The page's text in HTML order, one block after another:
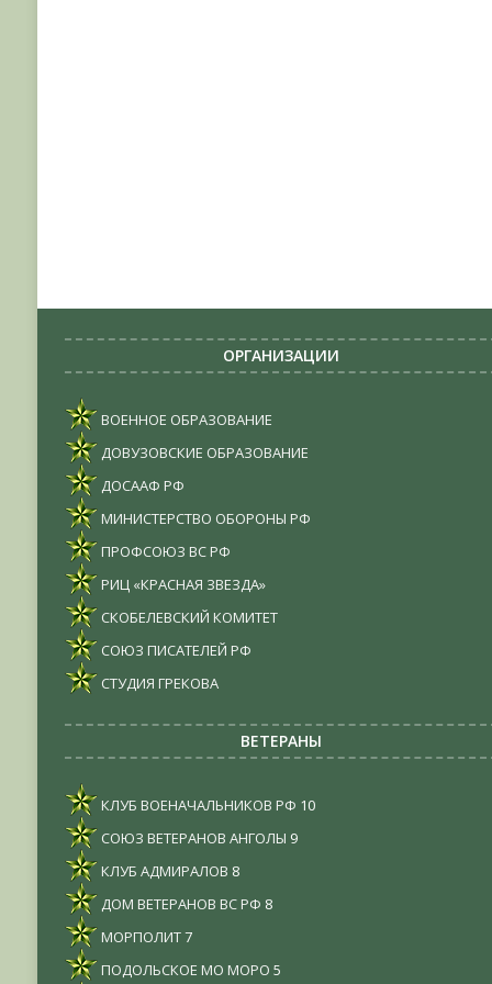
ОРГАНИЗАЦИИ
ВОЕННОЕ ОБРАЗОВАНИЕ
ДОВУЗОВСКИЕ ОБРАЗОВАНИЕ
ДОСААФ РФ
МИНИСТЕРСТВО ОБОРОНЫ РФ
ПРОФСОЮЗ ВС РФ
РИЦ «КРАСНАЯ ЗВЕЗДА»
СКОБЕЛЕВСКИЙ КОМИТЕТ
СОЮЗ ПИСАТЕЛЕЙ РФ
СТУДИЯ ГРЕКОВА
ВЕТЕРАНЫ
КЛУБ ВОЕНАЧАЛЬНИКОВ РФ 10
СОЮЗ ВЕТЕРАНОВ АНГОЛЫ 9
КЛУБ АДМИРАЛОВ 8
ДОМ ВЕТЕРАНОВ ВС РФ 8
МОРПОЛИТ7
ПОДОЛЬСКОЕ МО МОРО 5